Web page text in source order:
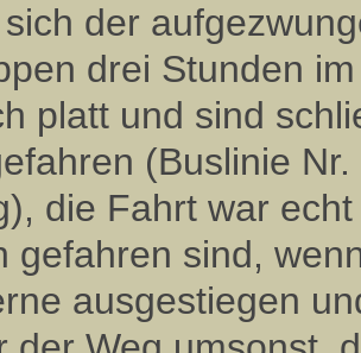
der
drei Stunden
platt und sind
(Buslinie
die Fahrt war
gefahren sind,
ausgestiegen